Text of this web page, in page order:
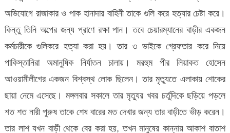
অভিযোগে রাজাকার ও পাক হানাদার বাহিনী তাকে গুলি করে হত্যার চেষ্টা করে।
কিন্তু তিনি অল্পের জন্য প্রাণে রক্ষা পান। তবে চেয়ারম্যানের বাড়ীর একজন
কর্মচারীকে গুলিকরে হত্যা করা হয়। তার ৩ ভাইকে গ্রেফতার করে নিয়ে
পাকিস্তানিরা অমানুষিক নির্যাতন চালায়। মরহুম পীর লিয়াকত হোসেন
আওয়ামীলীগের একজন বিশ্বস্থ লোক ছিলেন। তার মৃত্যুতে এলাকায় শোকের
ছায়া নেমে এসেছে। মঙ্গলবার সকালে তার মৃত্যুর খবর চর্তুদিকে ছড়িয়ে পড়লে
শত শত নারী পুরুষ তাকে শেষ বারের মত দেখার জন্য তার বাড়ীতে ভীড় করেন।
তার লাশ যখন বাড়ী থেকে বের করা হয়, তখন মানুষের কান্নায় আকাশ বাতাশ